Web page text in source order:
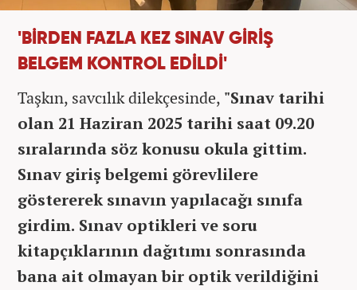
'BİRDEN FAZLA KEZ SINAV GİRİŞ
BELGEM KONTROL EDİLDİ'
Taşkın, savcılık dilekçesinde, "Sınav tarihi
olan 21 Haziran 2025 tarihi saat 09.20
sıralarında söz konusu okula gittim.
Sınav giriş belgemi görevlilere
göstererek sınavın yapılacağı sınıfa
girdim. Sınav optikleri ve soru
kitapçıklarının dağıtımı sonrasında
bana ait olmayan bir optik verildiğini